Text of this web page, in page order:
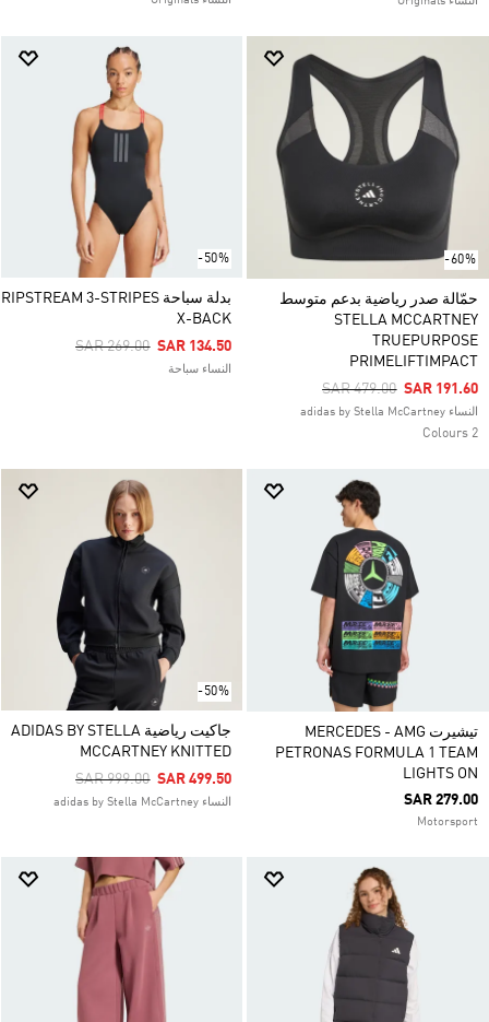
-60%
حمّالة صدر رياضية بدعم متوسط
STELLA MCCARTNEY
TRUEPURPOSE
PRIMELIFTIMPACT
Price Reduced From
SAR 479.00ToSAR 191.60
النساء adidas by Stella McCartney
2 Colours
-50%
بدلة سباحة RIPSTREAM 3-STRIPES
X-BACK
Price Reduced From
SAR 269.00ToSAR 134.50
النساء سباحة
تيشيرت MERCEDES - AMG
PETRONAS FORMULA 1 TEAM
LIGHTS ON
SAR 279.00
Motorsport
-50%
جاكيت رياضية ADIDAS BY STELLA
MCCARTNEY KNITTED
Price Reduced From
SAR 999.00ToSAR 499.50
النساء adidas by Stella McCartney